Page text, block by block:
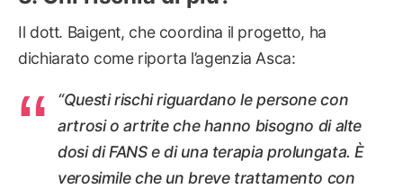
Il dott. Baigent, che coordina il progetto, ha
dichiarato come riporta l’agenzia Asca:
“Questi rischi riguardano le persone con
artrosi o artrite che hanno bisogno di alte
dosi di FANS e di una terapia prolungata. È
verosimile che un breve trattamento con